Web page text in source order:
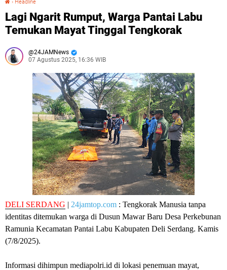
› Headline
Lagi Ngarit Rumput, Warga Pantai Labu
Temukan Mayat Tinggal Tengkorak
24JAMNews
07 Agustus 2025, 16:36 WIB
DELI SERDANG | 24jamtop.com : Tengkorak Manusia tanpa
identitas ditemukan warga di Dusun Mawar Baru Desa Perkebunan
Ramunia Kecamatan Pantai Labu Kabupaten Deli Serdang. Kamis
(7/8/2025).
Informasi dihimpun mediapolri.id di lokasi penemuan mayat,